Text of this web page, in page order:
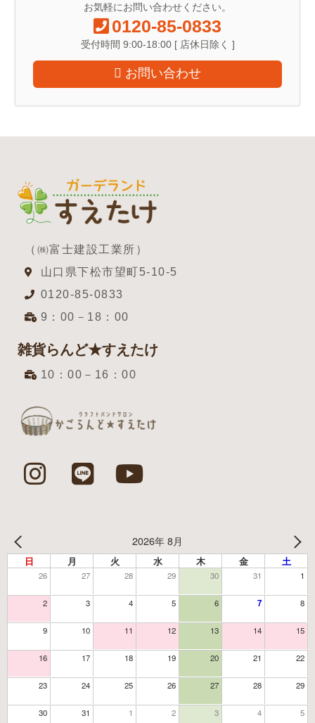
お気軽にお問い合わせください。
0120-85-0833
受付時間 9:00-18:00 [ 店休日除く ]
お問い合わせ
（㈱富士建設工業所）
山口県下松市望町5-10-5
0120-85-0833
9：00－18：00
雑貨らんど★すえたけ
10：00－16：00
2026年 8月
日 月 火 水 木 金 土
26 27 28 29 30 31 1
2 3 4 5 6 7 8
9 10 11 12 13 14 15
16 17 18 19 20 21 22
23 24 25 26 27 28 29
30 31 1 2 3 4 5